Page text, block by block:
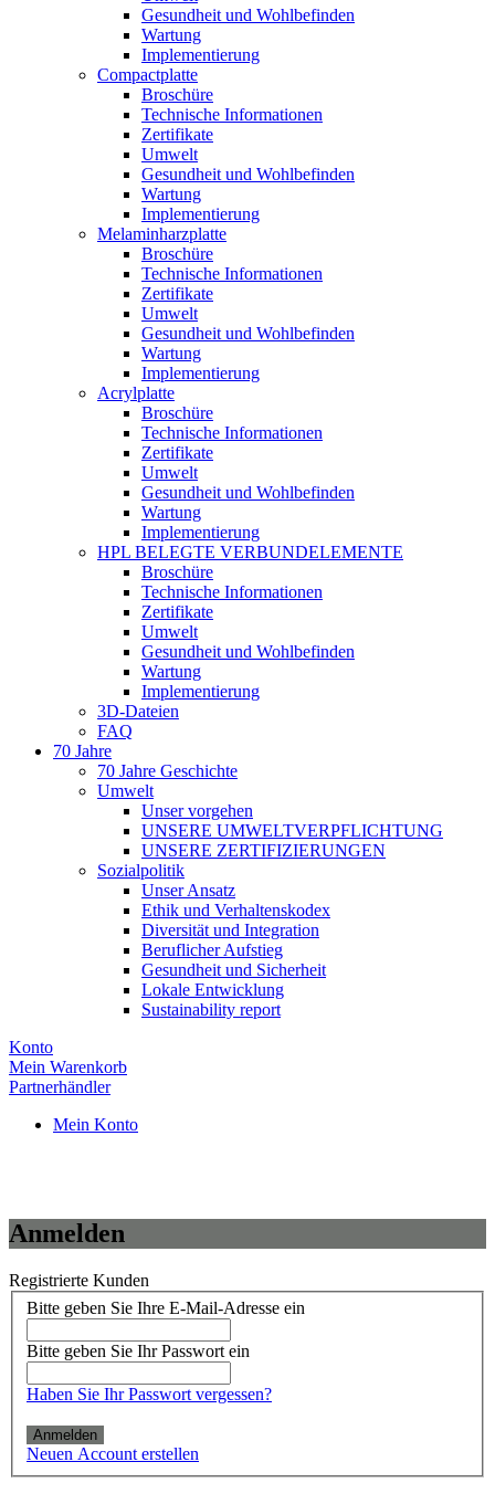
Gesundheit und Wohlbefinden
Wartung
Implementierung
Compactplatte
Broschüre
Technische Informationen
Zertifikate
Umwelt
Gesundheit und Wohlbefinden
Wartung
Implementierung
Melaminharzplatte
Broschüre
Technische Informationen
Zertifikate
Umwelt
Gesundheit und Wohlbefinden
Wartung
Implementierung
Acrylplatte
Broschüre
Technische Informationen
Zertifikate
Umwelt
Gesundheit und Wohlbefinden
Wartung
Implementierung
HPL BELEGTE VERBUNDELEMENTE
Broschüre
Technische Informationen
Zertifikate
Umwelt
Gesundheit und Wohlbefinden
Wartung
Implementierung
3D-Dateien
FAQ
70 Jahre
70 Jahre Geschichte
Umwelt
Unser vorgehen
UNSERE UMWELTVERPFLICHTUNG
UNSERE ZERTIFIZIERUNGEN
Sozialpolitik
Unser Ansatz
Ethik und Verhaltenskodex
Diversität und Integration
Beruflicher Aufstieg
Gesundheit und Sicherheit
Lokale Entwicklung
Sustainability report
Konto
Mein Warenkorb
Partnerhändler
Mein Konto
Anmelden
Registrierte Kunden
Bitte geben Sie Ihre E-Mail-Adresse ein
Bitte geben Sie Ihr Passwort ein
Haben Sie Ihr Passwort vergessen?
Anmelden
Neuen Account erstellen